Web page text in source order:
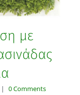
με
| 0 Comments